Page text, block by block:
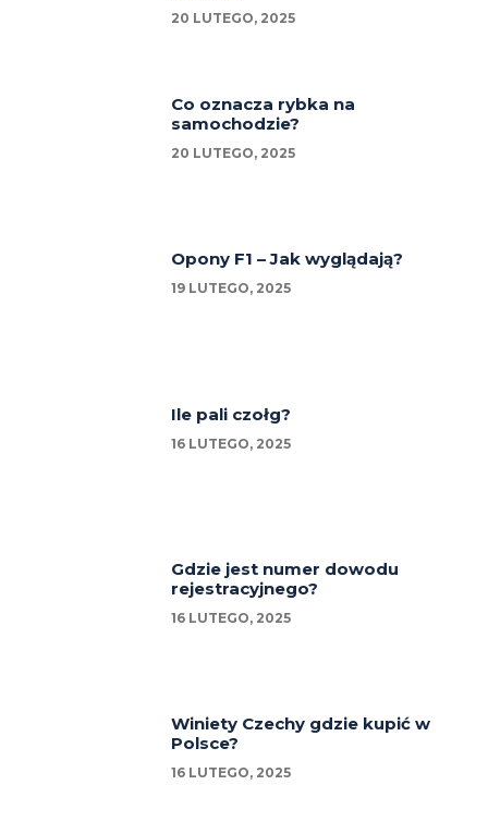
20 LUTEGO, 2025
Co oznacza rybka na
samochodzie?
20 LUTEGO, 2025
Opony F1 – Jak wyglądają?
19 LUTEGO, 2025
Ile pali czołg?
16 LUTEGO, 2025
Gdzie jest numer dowodu
rejestracyjnego?
16 LUTEGO, 2025
Winiety Czechy gdzie kupić w
Polsce?
16 LUTEGO, 2025